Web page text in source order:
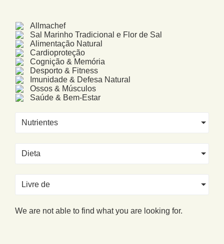
Allmachef
Sal Marinho Tradicional e Flor de Sal
Alimentação Natural
Cardioproteção
Cognição & Memória
Desporto & Fitness
Imunidade & Defesa Natural
Ossos & Músculos
Saúde & Bem-Estar
Nutrientes
Dieta
Livre de
We are not able to find what you are looking for.